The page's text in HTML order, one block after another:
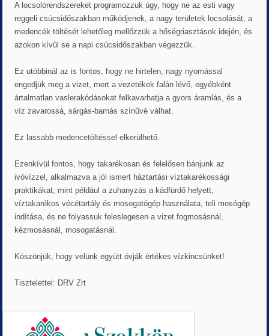
A locsolórendszereket programozzuk úgy, hogy ne az esti vagy
reggeli csúcsidőszakban működjenek, a nagy területek locsolását, a
medencék töltését lehetőleg mellőzzük a hőségriasztások idején, és
azokon kívül se a napi csúcsidőszakban végezzük.
Ez utóbbinál az is fontos, hogy ne hirtelen, nagy nyomással
engedjük meg a vizet, mert a vezetékek falán lévő, egyébként
ártalmatlan vaslerakódásokat felkavarhatja a gyors áramlás, és a
víz zavarossá, sárgás-barnás színűvé válhat.
Ez lassabb medencetöltéssel elkerülhető.
Ezenkívül fontos, hogy takarékosan és felelősen bánjunk az
ivóvízzel, alkalmazva a jól ismert háztartási víztakarékossági
praktikákat, mint például a zuhanyzás a kádfürdő helyett,
víztakarékos vécétartály és mosogatógép használata, teli mosógép
indítása, és ne folyassuk feleslegesen a vizet fogmosásnál,
kézmosásnál, mosogatásnál.
Köszönjük, hogy velünk együtt óvják értékes vízkincsünket!
Tisztelettel: DRV Zrt